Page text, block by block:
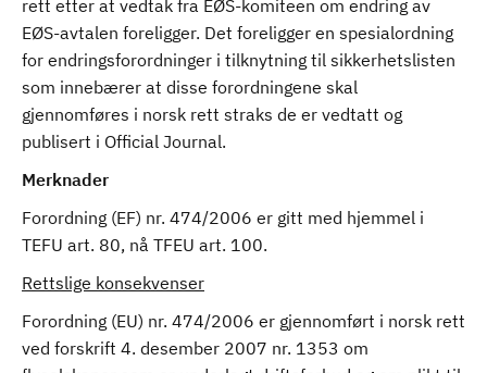
rett etter at vedtak fra EØS-komiteen om endring av
EØS-avtalen foreligger. Det foreligger en spesialordning
for endringsforordninger i tilknytning til sikkerhetslisten
som innebærer at disse forordningene skal
gjennomføres i norsk rett straks de er vedtatt og
publisert i Official Journal.
Merknader
Forordning (EF) nr. 474/2006 er gitt med hjemmel i
TEFU art. 80, nå TFEU art. 100.
Rettslige konsekvenser
Forordning (EU) nr. 474/2006 er gjennomført i norsk rett
ved forskrift 4. desember 2007 nr. 1353 om